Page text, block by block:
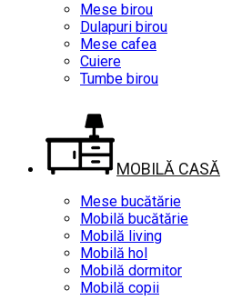
Mese birou
Dulapuri birou
Mese cafea
Cuiere
Tumbe birou
MOBILĂ CASĂ
Mese bucătărie
Mobilă bucătărie
Mobilă living
Mobilă hol
Mobilă dormitor
Mobilă copii